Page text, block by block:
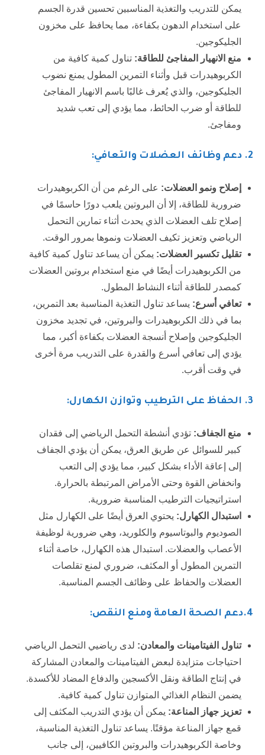
يمكن للتدريب والتغذية المناسبين تحسين قدرة الجسم
على استخدام الدهون بكفاءة، مما يحافظ على مخزون
الجليكوجين.
منع الانهيار المفاجئ للطاقة: تناول كمية كافية من
الكربوهيدرات قبل وأثناء التمرين المطول يمنع نضوب
الجليكوجين، والذي يُعرف غالبًا باسم الانهيار المفاجئ
للطاقة أو ضرب الحائط، مما يؤدي إلى تعب شديد
ومفاجئ.
2. دعم وظائف العضلات والتعافي:
إصلاح ونمو العضلات: على الرغم من أن الكربوهيدرات
ضرورية للطاقة، إلا أن البروتين يلعب دورًا حاسمًا في
إصلاح تلف العضلات الذي يحدث أثناء تمارين التحمل
الرياضي وتعزيز تكيف العضلات ونموها بمرور الوقت.
تقليل تكسير العضلات: يمكن أن يساعد تناول كمية كافية
من الكربوهيدرات أيضًا في منع استخدام بروتين العضلات
كمصدر للطاقة أثناء النشاط المطول.
تعافي أسرع: يساعد تناول التغذية المناسبة بعد التمرين،
بما في ذلك الكربوهيدرات والبروتين، في تجديد مخزون
الجليكوجين وإصلاح أنسجة العضلات بكفاءة أكبر، مما
يؤدي إلى تعافي أسرع والقدرة على التدريب مرة أخرى
في وقت أقرب.
3. الحفاظ على الترطيب وتوازن الكهارل:
منع الجفاف: تؤدي أنشطة التحمل الرياضي إلى فقدان
كبير للسوائل عن طريق العرق، يمكن أن يؤدي الجفاف
إلى إعاقة الأداء بشكل كبير، مما يؤدي إلى التعب
وانخفاض القوة وحتى الأمراض المرتبطة بالحرارة.
استراتيجيات الترطيب المناسبة ضرورية.
استبدال الكهارل: يحتوي العرق أيضًا على الكهارل مثل
الصوديوم والبوتاسيوم والكلوريد، وهي ضرورية لوظيفة
الأعصاب والعضلات. استبدال هذه الكهارل، خاصة أثناء
التمرين المطول أو المكثف، ضروري لمنع تقلصات
العضلات والحفاظ على وظائف الجسم المناسبة.
4.دعم الصحة العامة ومنع النقص:
تناول الفيتامينات والمعادن: لدى رياضيي التحمل الرياضي
احتياجات متزايدة لبعض الفيتامينات والمعادن المشاركة
في إنتاج الطاقة ونقل الأكسجين والدفاع المضاد للأكسدة.
يضمن النظام الغذائي المتوازن تناول كمية كافية.
تعزيز جهاز المناعة: يمكن أن يؤدي التدريب المكثف إلى
قمع جهاز المناعة مؤقتًا. يساعد تناول التغذية المناسبة،
وخاصة الكربوهيدرات والبروتين الكافيين، إلى جانب